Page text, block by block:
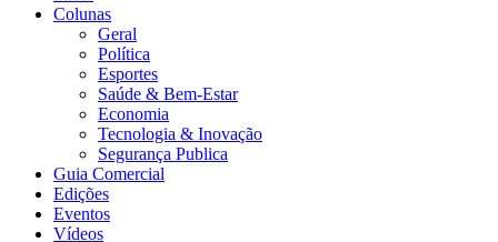
Colunas
Geral
Política
Esportes
Saúde & Bem-Estar
Economia
Tecnologia & Inovação
Segurança Publica
Guia Comercial
Edições
Eventos
Vídeos